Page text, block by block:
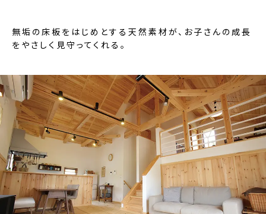
無垢の床板をはじめとする天然素材が、お子さんの成長
をやさしく見守ってくれる。